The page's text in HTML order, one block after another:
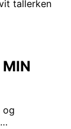
MIN
og